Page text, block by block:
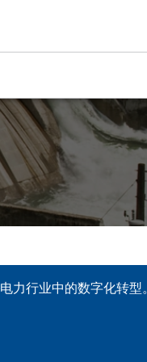
电力行业中的数字化转型。